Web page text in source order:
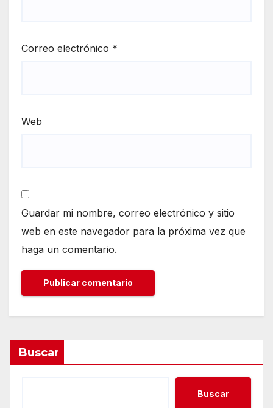
Correo electrónico *
Web
Guardar mi nombre, correo electrónico y sitio
web en este navegador para la próxima vez que
haga un comentario.
Buscar
Buscar